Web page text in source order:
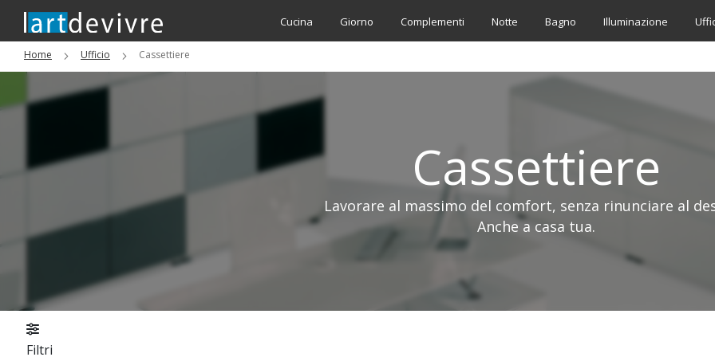
Cucina Giorno Complementi Notte Bagno Illuminazione
Home Ufficio Cassettiere
Cassettiere
Lavorare al massimo del comfort, senza rinunciare al
Anche a casa tua.
Filtri